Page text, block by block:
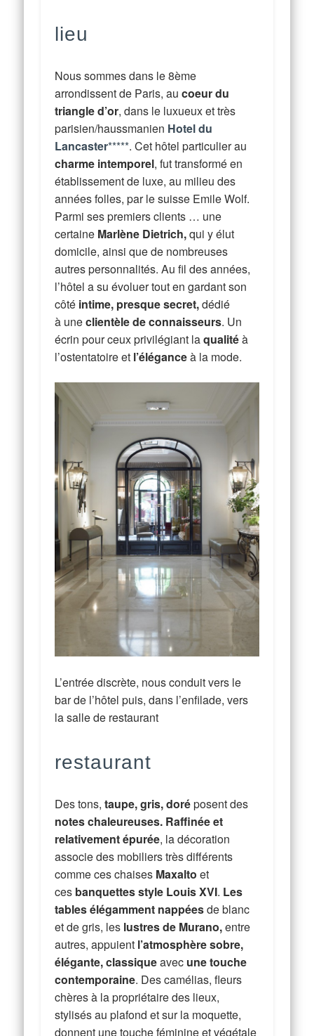
lieu
Nous sommes dans le 8ème
arrondissent de Paris, aucoeur du
triangle d’or, dans le luxueux et très
parisien/haussmanien Hotel du
Lancaster*****. Cet hôtel particulier au
charme intemporel, fut transformé en
établissement de luxe, au milieu des
années folles, par le suisse Emile Wolf.
Parmi ses premiers clients … une
certaine Marlène Dietrich,qui y élut
domicile, ainsi que de nombreuses
autres personnalités. Au fil des années,
l’hôtel a su évoluer tout en gardant son
côté intime, presque secret,dédié
à uneclientèle de connaisseurs. Un
écrin pour ceux privilégiant laqualitéà
l’ostentatoire et l’éléganceà la mode.
L’entrée discrète, nous conduit vers le
bar de l’hôtel puis, dans l’enfilade, vers
la salle de restaurant
restaurant
Des tons,taupe, gris, doréposent des
notes chaleureuses. Raffinée et
relativement épurée, la décoration
associe des mobiliers très différents
comme ces chaises Maxalto et
ces banquettes style Louis XVI. Les
tables élégamment nappéesde blanc
et de gris, les lustres de Murano,entre
autres, appuient l’atmosphère sobre,
élégante, classiqueavec une touche
contemporaine. Des camélias, fleurs
chères à la propriétaire des lieux,
stylisés au plafond et sur la moquette,
donnent une touche féminine et végétale